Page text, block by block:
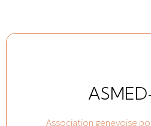
Association genevoise